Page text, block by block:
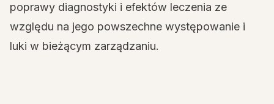
poprawy diagnostyki i efektów leczenia ze
względu na jego powszechne występowanie i
luki w bieżącym zarządzaniu.